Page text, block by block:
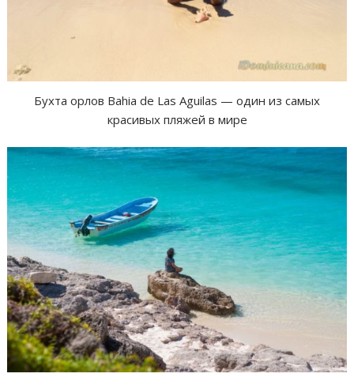
Бухта орлов Bahia de Las Aguilas — один из самых
красивых пляжей в мире